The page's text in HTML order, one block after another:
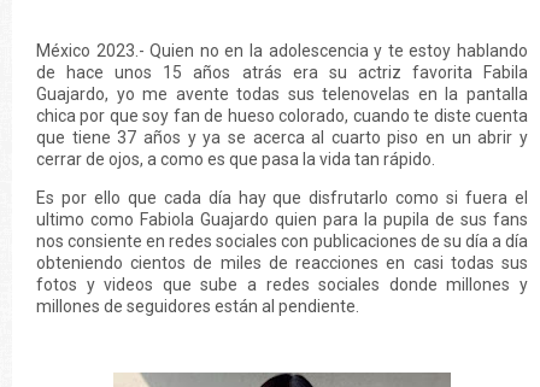
México 2023.- Quien no en la adolescencia y te estoy hablando
de hace unos 15 años atrás era su actriz favorita Fabila
Guajardo, yo me avente todas sus telenovelas en la pantalla
chica por que soy fan de hueso colorado, cuando te diste cuenta
que tiene 37 años y ya se acerca al cuarto piso en un abrir y
cerrar de ojos, a como es que pasa la vida tan rápido.
Es por ello que cada día hay que disfrutarlo como si fuera el
ultimo como Fabiola Guajardo quien para la pupila de sus fans
nos consiente en redes sociales con publicaciones de su día a día
obteniendo cientos de miles de reacciones en casi todas sus
fotos y videos que sube a redes sociales donde millones y
millones de seguidores están al pendiente.